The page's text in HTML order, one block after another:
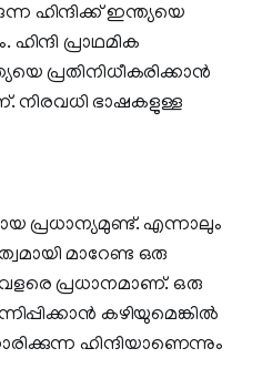
ഹിന്ദിക്ക് ഇന്ത്യയെ
പ്രാഥമിക
പ്രതിനിധീകരിക്കാന്‍
നിരവധി ഭാഷകളുള്ള
പ്രധാന്യമുണ്ട്. എന്നാലും
മാറേണ്ട ഒരു
വളരെ പ്രധാനമാണ്. ഒരു
കഴിയുമെങ്കില്‍
ഹിന്ദിയാണെന്നും